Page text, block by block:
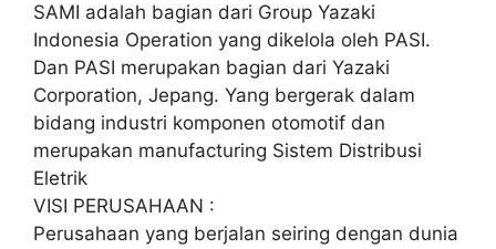
SAMI adalah bagian dari Group Yazaki
Indonesia Operation yang dikelola oleh PASI.
Dan PASI merupakan bagian dari Yazaki
Corporation, Jepang. Yang bergerak dalam
bidang industri komponen otomotif dan
merupakan manufacturing Sistem Distribusi
Eletrik
VISI PERUSAHAAN :
Perusahaan yang berjalan seiring dengan dunia